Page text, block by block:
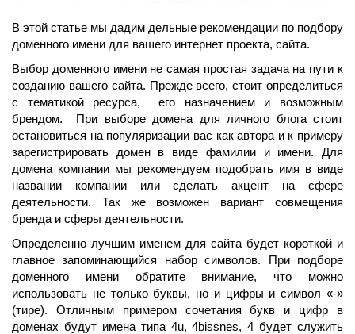
В этой статье мы дадим дельные рекомендации по подбору
доменного имени для вашего интернет проекта, сайта.
Выбор доменного имени не самая простая задача на пути к
созданию вашего сайта. Прежде всего, стоит определиться
с тематикой ресурса, его назначением и возможным
брендом. При выборе домена для личного блога стоит
остановиться на популяризации вас как автора и к примеру
зарегистрировать домен в виде фамилии и имени. Для
домена компании мы рекомендуем подобрать имя в виде
названии компании или сделать акцент на сфере
деятельности. Так же возможен вариант совмещения
бренда и сферы деятельности.
Определенно лучшим именем для сайта будет короткой и
главное запоминающийся набор символов. При подборе
доменного имени обратите внимание, что можно
использовать не только буквы, но и цифры и символ «-»
(тире). Отличным примером сочетания букв и цифр в
доменах будут имена типа 4u, 4bissnes, 4 будет служить